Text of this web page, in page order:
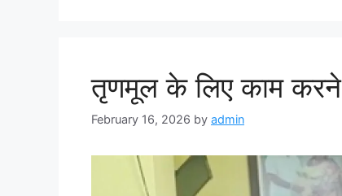
तृणमूल के लिए काम करने
February 16, 2026 by admin